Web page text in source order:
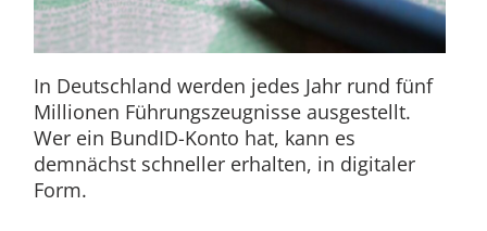
In Deutschland werden jedes Jahr rund fünf
Millionen Führungszeugnisse ausgestellt.
Wer ein BundID-Konto hat, kann es
demnächst schneller erhalten, in digitaler
Form.